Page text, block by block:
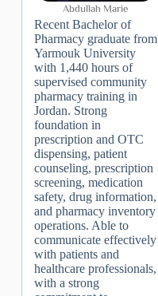
Abdullah Marie
Recent Bachelor of
Pharmacy graduate from
Yarmouk University
with 1,440 hours of
supervised community
pharmacy training in
Jordan. Strong
foundation in
prescription and OTC
dispensing, patient
counseling, prescription
screening, medication
safety, drug information,
and pharmacy inventory
operations. Able to
communicate effectively
with patients and
healthcare professionals,
with a strong